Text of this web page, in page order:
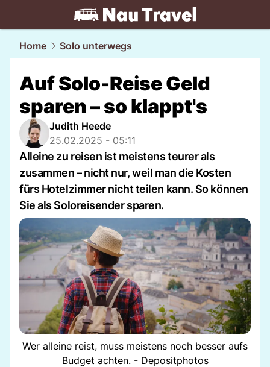
travel.NAU.ch
Home Solo unterwegs
Auf Solo-Reise Geld
sparen – so klappt's
Judith Heede
25.02.2025 - 05:11
Alleine zu reisen ist meistens teurer als
zusammen – nicht nur, weil man die Kosten
fürs Hotelzimmer nicht teilen kann. So können
Sie als Soloreisender sparen.
Wer alleine reist, muss meistens noch besser aufs
Budget achten. - Depositphotos